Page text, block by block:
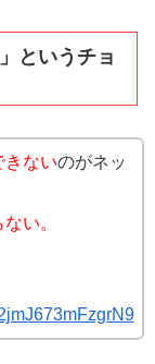
というチョ
きないのがネッ
い。